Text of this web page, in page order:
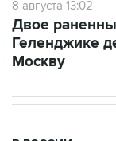
Геленджике
Москву